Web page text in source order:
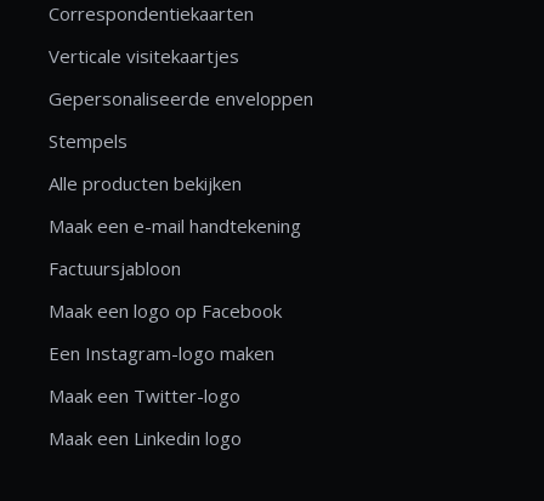
Correspondentiekaarten
Verticale visitekaartjes
Gepersonaliseerde enveloppen
Stempels
Alle producten bekijken
Maak een e-mail handtekening
Factuursjabloon
Maak een logo op Facebook
Een Instagram-logo maken
Maak een Twitter-logo
Maak een Linkedin logo